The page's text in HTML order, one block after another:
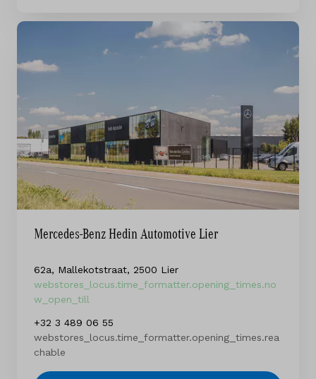
Mercedes-Benz Hedin Automotive Lier
62a, Mallekotstraat, 2500 Lier
webstores_locus.time_formatter.opening_times.no
w_open_till
+32 3 489 06 55
webstores_locus.time_formatter.opening_times.rea
chable